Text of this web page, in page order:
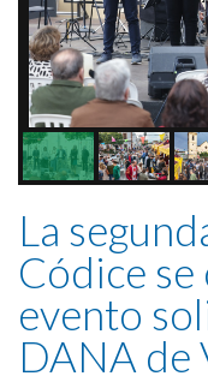
La
Códice
evento
DANA de